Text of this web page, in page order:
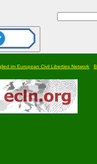
im European Civil Liberties Network